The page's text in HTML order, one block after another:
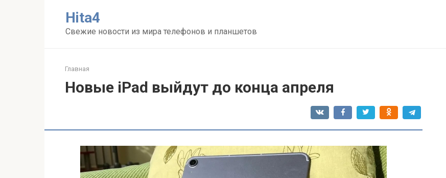
Нita4
Свежие новости из мира телефонов и планшетов
Главная
Новые iPad выйдут до конца апреля